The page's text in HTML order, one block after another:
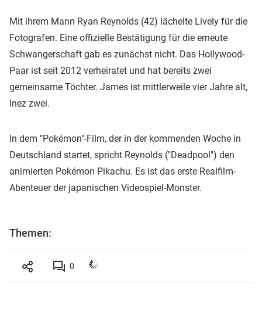
Mit ihrem Mann Ryan Reynolds (42) lächelte Lively für die
Fotografen. Eine offizielle Bestätigung für die erneute
Schwangerschaft gab es zunächst nicht. Das Hollywood-
Paar ist seit 2012 verheiratet und hat bereits zwei
gemeinsame Töchter. James ist mittlerweile vier Jahre alt,
Inez zwei.
In dem "Pokémon"-Film, der in der kommenden Woche in
Deutschland startet, spricht Reynolds ("Deadpool") den
animierten Pokémon Pikachu. Es ist das erste Realfilm-
Abenteuer der japanischen Videospiel-Monster.
Themen:
0